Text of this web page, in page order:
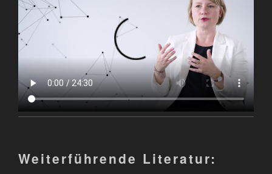
Weiterführende Literatur: